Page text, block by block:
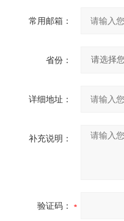
常用邮箱：
省份：
详细地址：
补充说明：
验证码：